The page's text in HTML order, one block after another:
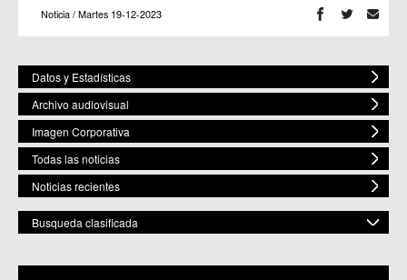
Noticia / Martes 19-12-2023
Datos y Estadísticas
Archivo audiovisual
Imagen Corporativa
Todas las noticias
Noticias recientes
Busqueda clasificada